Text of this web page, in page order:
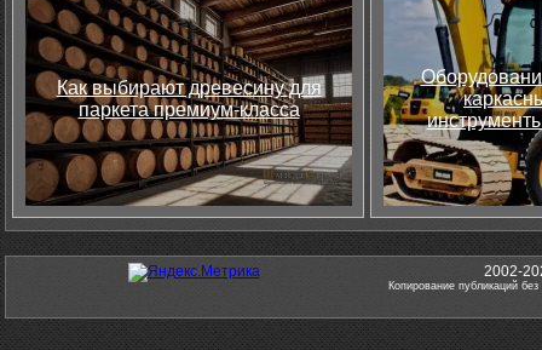
Как выбирают древесину для
паркета премиум-класса
2002-
Копирование публикаций